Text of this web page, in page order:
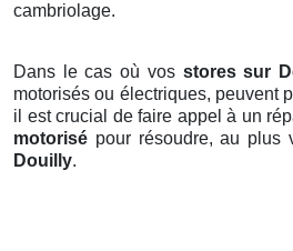
cambriolage.
Dans le cas où vos stores sur
motorisés ou électriques, peuvent
il est crucial de faire appel à un
motorisé pour résoudre, au plus
Douilly.